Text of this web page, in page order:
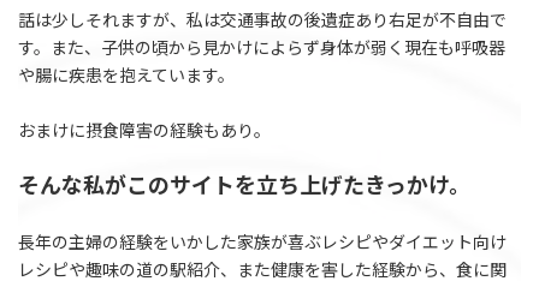
話は少しそれますが、私は交通事故の後遺症あり右足が不自由で
す。また、子供の頃から見かけによらず身体が弱く現在も呼吸器
や腸に疾患を抱えています。
おまけに摂食障害の経験もあり。
そんな私がこのサイトを立ち上げたきっかけ。
長年の主婦の経験をいかした家族が喜ぶレシピやダイエット向け
レシピや趣味の道の駅紹介、また健康を害した経験から、食に関